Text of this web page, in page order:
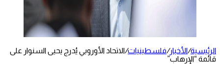
الرئيسية/الأخبار/فلسطينيات/الاتحاد الأوروبي يُدرج يحيى السنوار على
قائمة “الإرهاب”